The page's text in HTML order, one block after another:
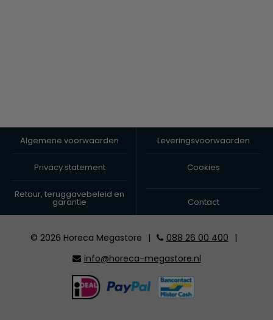
Algemene voorwaarden Leveringsvoorwaarden
Privacy statement Cookies
Retour, teruggavebeleid en
garantie Contact
© 2026 Horeca Megastore | 088 26 00 400
|
info@horeca-megastore.nl